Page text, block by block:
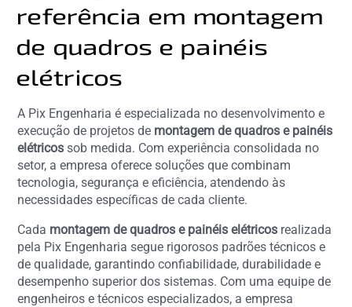
referência em montagem
de quadros e painéis
elétricos
A Pix Engenharia é especializada no desenvolvimento e
execução de projetos de montagem de quadros e painéis
elétricos sob medida. Com experiência consolidada no
setor, a empresa oferece soluções que combinam
tecnologia, segurança e eficiência, atendendo às
necessidades específicas de cada cliente.
Cada montagem de quadros e painéis elétricos realizada
pela Pix Engenharia segue rigorosos padrões técnicos e
de qualidade, garantindo confiabilidade, durabilidade e
desempenho superior dos sistemas. Com uma equipe de
engenheiros e técnicos especializados, a empresa